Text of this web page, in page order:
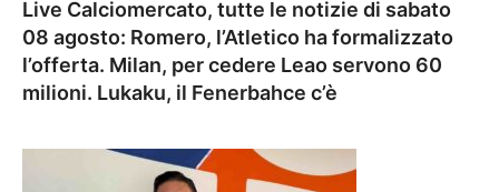
Live Calciomercato, tutte le notizie di sabato
08 agosto: Romero, l’Atletico ha formalizzato
l’offerta. Milan, per cedere Leao servono 60
milioni. Lukaku, il Fenerbahce c’è